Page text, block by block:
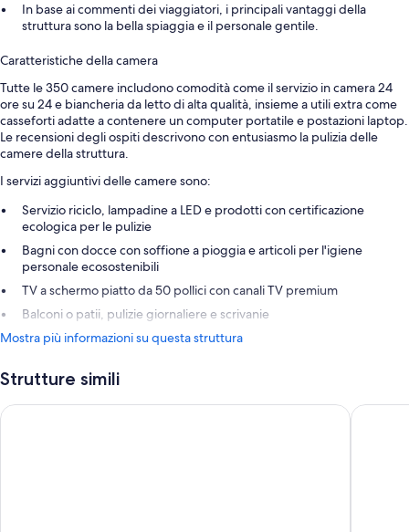
In base ai commenti dei viaggiatori, i principali vantaggi della
struttura sono la bella spiaggia e il personale gentile.
Caratteristiche della camera
Tutte le 350 camere includono comodità come il servizio in camera 24
ore su 24 e biancheria da letto di alta qualità, insieme a utili extra come
casseforti adatte a contenere un computer portatile e postazioni laptop.
Le recensioni degli ospiti descrivono con entusiasmo la pulizia delle
camere della struttura.
I servizi aggiuntivi delle camere sono:
Servizio riciclo, lampadine a LED e prodotti con certificazione
ecologica per le pulizie
Bagni con docce con soffione a pioggia e articoli per l'igiene
personale ecosostenibili
TV a schermo piatto da 50 pollici con canali TV premium
Balconi o patii, pulizie giornaliere e scrivanie
Mostra più informazioni su questa struttura
Strutture simili
Hotel Riu Palace Baja California - Adults Only - All Inclusive
Le